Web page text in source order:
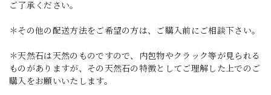
ご了承ください。
＊その他の配送方法をご希望の方は、ご購入前にご相談下さい。
＊天然石は天然のものですので、内包物やクラック等が見られる
ものがありますが、その天然石の特徴としてご理解した上でのご
購入をお願いいたします。